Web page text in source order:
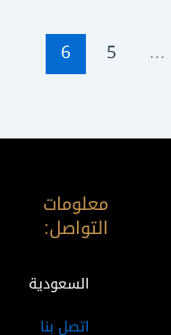
…
5
6
معلومات
التواصل:
السعودية
اتصل بنا